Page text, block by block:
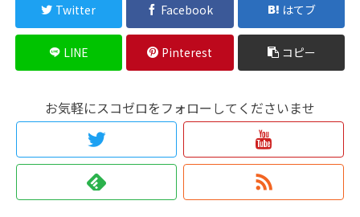
Twitter Facebook はてブ
LINE Pinterest コピー
お気軽にスコゼロをフォローしてくださいませ